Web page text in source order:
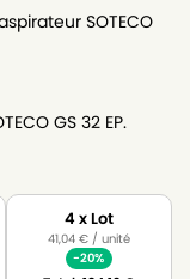
SOTECO
GS 32 EP.
4 x Lot
41,04 €/ unité
-20%